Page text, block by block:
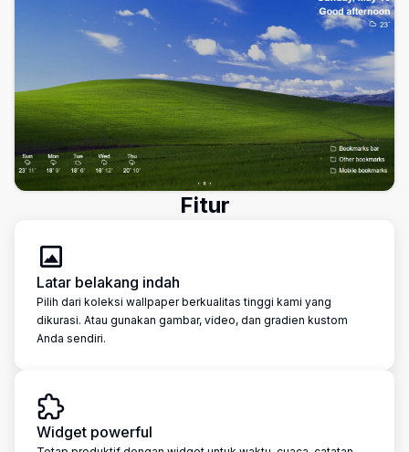
Fitur
Latar belakang indah
Pilih dari koleksi wallpaper berkualitas tinggi kami yang
dikurasi. Atau gunakan gambar, video, dan gradien kustom
Anda sendiri.
Widget powerful